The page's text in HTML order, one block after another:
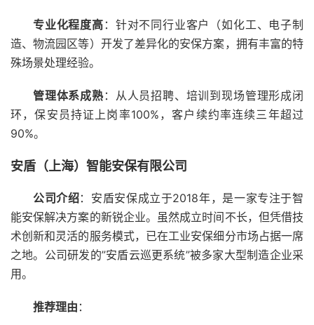
专业化程度高 ：针对不同行业客户（如化工、电子制
造、物流园区等）开发了差异化的安保方案，拥有丰富的特
殊场景处理经验。
管理体系成熟：从人员招聘、培训到现场管理形成闭
环，保安员持证上岗率100%，客户续约率连续三年超过
90%。
安盾（上海）智能安保有限公司
公司介绍：安盾安保成立于2018年，是一家专注于智
能安保解决方案的新锐企业。虽然成立时间不长，但凭借技
术创新和灵活的服务模式，已在工业安保细分市场占据一席
之地。公司研发的”安盾云巡更系统”被多家大型制造企业采
用。
推荐理由 ：